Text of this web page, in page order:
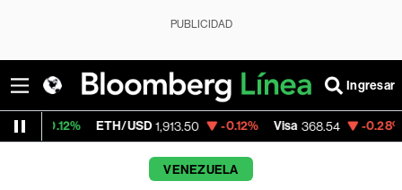
PUBLICIDAD
Ingresar
ETH/USD 1,913.50 -0.12% Visa 368.54 -0.28%
VENEZUELA